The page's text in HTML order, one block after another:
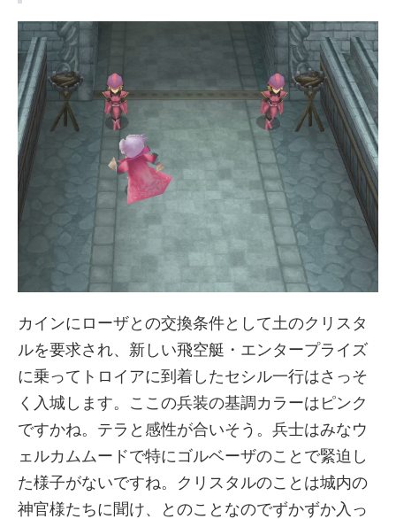
カインにローザとの交換条件として土のクリスタ
ルを要求され、新しい飛空艇・エンタープライズ
に乗ってトロイアに到着したセシル一行はさっそ
く入城します。ここの兵装の基調カラーはピンク
ですかね。テラと感性が合いそう。兵士はみなウ
ェルカムムードで特にゴルベーザのことで緊迫し
た様子がないですね。クリスタルのことは城内の
神官様たちに聞け、とのことなのでずかずか入っ